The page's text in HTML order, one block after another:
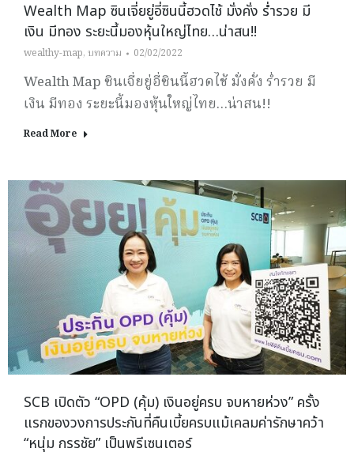
Wealth Map ซินเจี่ยยู่อี่ซินนี้ฮวดไช้ มั่งคั่ง ร่ำรวย มี
เงิน มีทอง ระยะนี้มองหุ้นใหญ่ไทย…น่าสน!!
wealthy-map, บทความ 02/02/2022
Wealth Map ซินเจี่ยยู่อี่ซินนี้ฮวดไช้ มั่งคั่ง ร่ำรวย มี
เงิน มีทอง ระยะนี้มองหุ้นใหญ่ไทย…น่าสน!!
Read More
SCB เปิดตัว “OPD (คุ้ม) เงินอยู่ครบ จบหายห่วง” ครั้ง
แรกของวงการประกันที่คืนเบี้ยครบแม้เคลมค่ารักษาคว้า
“หนุ่ม กรรชัย” เป็นพรีเซนเตอร์